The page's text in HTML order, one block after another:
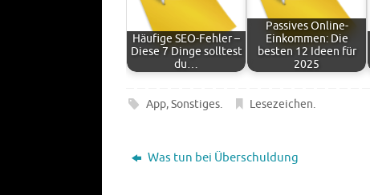
Häufige SEO-Fehler –
Diese 7 Dinge solltest
du…
Passives Online-
Einkommen: Die
besten 12 Ideen für
2025
App,Sonstiges. Lesezeichen.
Was tun bei Überschuldung